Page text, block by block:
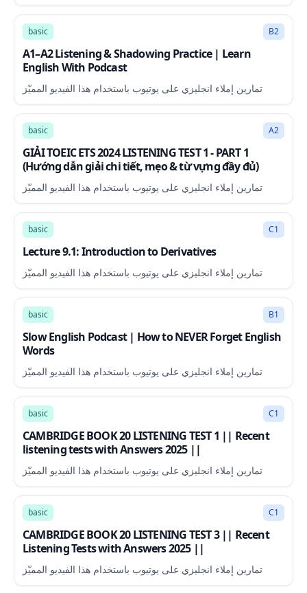
77:32
basic B2
A1–A2 Listening & Shadowing Practice | Learn
English With Podcast
تمارين إملاء انجليزي على يوتيوب باستخدام هذا الفيديو المميّز
21:03
basic A2
GIẢI TOEIC ETS 2024 LISTENING TEST 1 - PART 1
(Hướng dẫn giải chi tiết, mẹo & từ vựng đầy đủ)
تمارين إملاء انجليزي على يوتيوب باستخدام هذا الفيديو المميّز
32:49
basic C1
Lecture 9.1: Introduction to Derivatives
تمارين إملاء انجليزي على يوتيوب باستخدام هذا الفيديو المميّز
11:59
basic B1
Slow English Podcast | How to NEVER Forget English
Words
تمارين إملاء انجليزي على يوتيوب باستخدام هذا الفيديو المميّز
32:00
basic C1
CAMBRIDGE BOOK 20 LISTENING TEST 1 || Recent
listening tests with Answers 2025 ||
تمارين إملاء انجليزي على يوتيوب باستخدام هذا الفيديو المميّز
30:41
basic C1
CAMBRIDGE BOOK 20 LISTENING TEST 3 || Recent
Listening Tests with Answers 2025 ||
تمارين إملاء انجليزي على يوتيوب باستخدام هذا الفيديو المميّز
47:36